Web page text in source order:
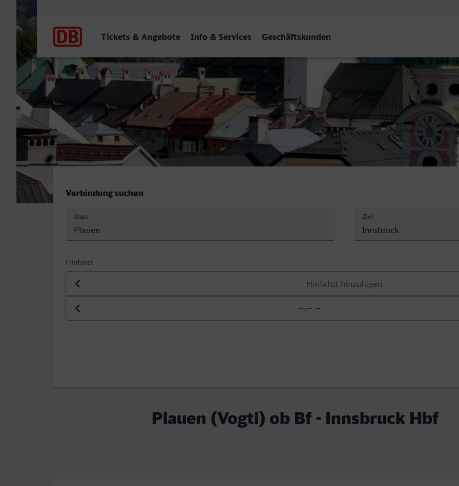
Tickets & Angebote Info & Services Geschäftskunden
Plauen (Vogtl) ob Bf - Innsbruck Hbf
Verbindung suchen
Start Ziel
Hinfahrt
Datum der Hinfahrt
Uhrzeit der Hinfahrt
Plauen (Vogtl) ob Bf - Innsbruck Hbf